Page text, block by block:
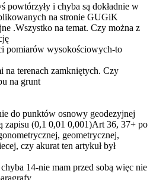
powtórzyły i chyba są dokładnie w
na stronie GUGiK
.Wszystko na temat. Czy można z
pomiarów wysokościowych-to
na terenach zamkniętych. Czy
na grunt
do punktów osnowy geodezyjnej
zapisu (0,1 0,01 0,001)Art 36, 37+ po
geometrycznej,
czy akurat ten artykuł był
14-nie mam przed sobą więc nie